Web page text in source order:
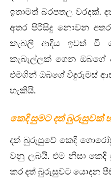
ඉතාමත් බරපතල වරදක්.
අතර පිරිසිදු නොවන
කැබලි ආදිය ඉවත් වී
කැබැල්ලක් ගෙන ඔබගේ
එමගින් ඔබගේ විදුරුමස්
හැකියි.
කෙදි සුමට දත් බුරුසුවක්
දත් බුරුසුවේ කෙදි
වනු ලබයි. එම නිසා කෙදි
කර දත් බුරුසුවට යොදන